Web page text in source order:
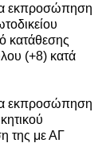
εκπροσώπηση
κατάθεσης
(+8) κατά
εκπροσώπηση
της με ΑΓ